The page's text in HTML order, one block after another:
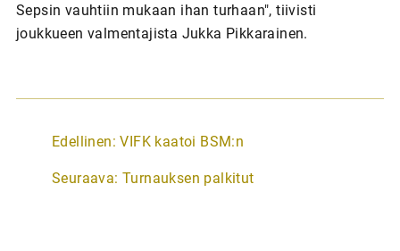
Sepsin vauhtiin mukaan ihan turhaan", tiivisti
joukkueen valmentajista Jukka Pikkarainen.
A
t
Edellinen: VIFK kaatoi BSM:n
Seuraava: Turnauksen palkitut